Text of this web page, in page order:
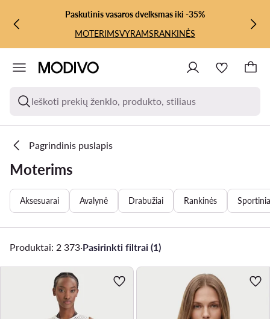
PEREITI PRIE PAGRINDINIO TURINIO
PEREITI Į PAIEŠKĄPaskutinis vasaros dvelksmas iki -35%
MOTERIMSVYRAMSRANKINĖS
Ieškoti prekių ženklo, produkto, stiliaus
Pagrindinis puslapis
Moterims
Aksesuarai Avalynė Drabužiai Rankinės
Produktai: 2 373·Pasirinkti filtrai (1)